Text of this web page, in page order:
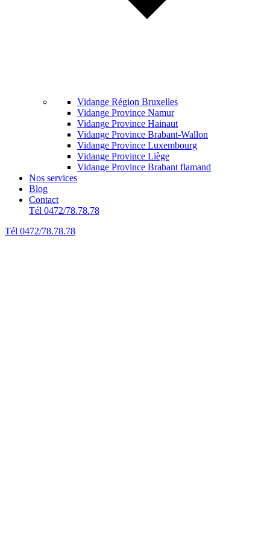
Vidange Région Bruxelles
Vidange Province Namur
Vidange Province Hainaut
Vidange Province Brabant-Wallon
Vidange Province Luxembourg
Vidange Province Liège
Vidange Province Brabant flamand
Nos services
Blog
Contact
Tél 0472/78.78.78
Tél 0472/78.78.78